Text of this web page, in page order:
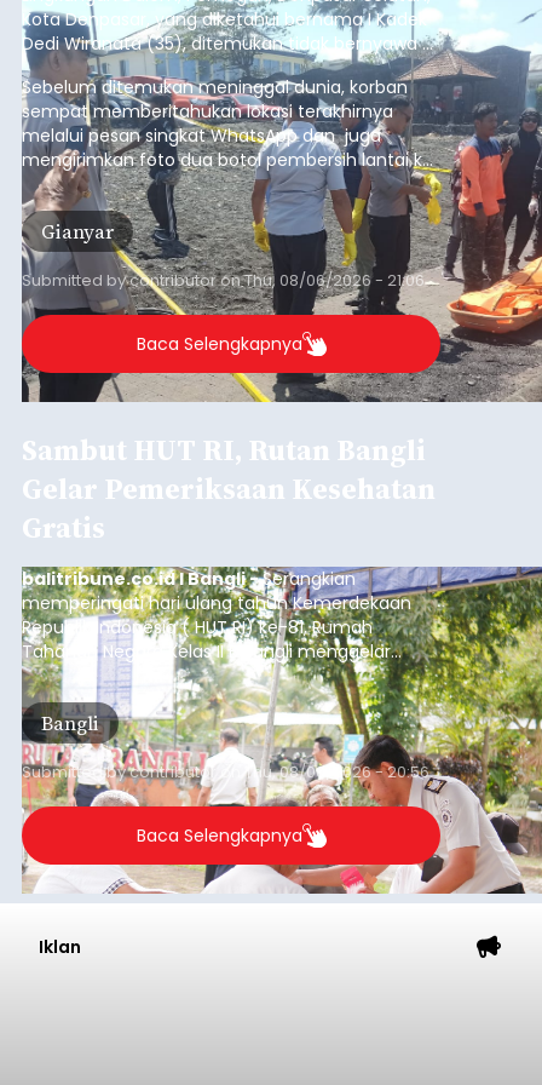
Kota Denpasar, yang diketahui bernama I Kadek
Dedi Wiranata (35), ditemukan tidak bernyawa di
pesisir Pantai Purnama, Sukawati.
Sebelum ditemukan meninggal dunia, korban
sempat memberitahukan lokasi terakhirnya
melalui pesan singkat WhatsApp dan juga
mengirimkan foto dua botol pembersih lantai ke
istrinya.
Gianyar
Submitted bycontributoronThu, 08/06/2026 - 21:06
Baca Selengkapnya
Sambut HUT RI, Rutan Bangli
Gelar Pemeriksaan Kesehatan
Gratis
balitribune.co.id I Bangli -Serangkian
memperingati hari ulang tahun Kemerdekaan
Republik Indonesia ( HUT RI) ke-81, Rumah
Tahanan Negara Kelas II B Bangli menggelar
kegiatan pemeriksaan kesehatan gratis, Rabu
(6/8/2026).
Bangli
Submitted bycontributor Thu, 08/06/2026 - 20:56
Baca Selengkapnya
Iklan